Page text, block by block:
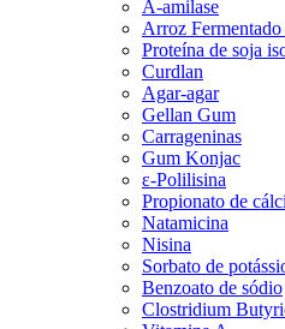
A-amilase
Arroz
Proteína de soja
Curdlan
Agar-agar
Gellan Gum
Carrageninas
Gum Konjac
ε-Polilisina
Propionato de
Natamicina
Nisina
Sorbato de
Benzoato de sódio
Clostridium